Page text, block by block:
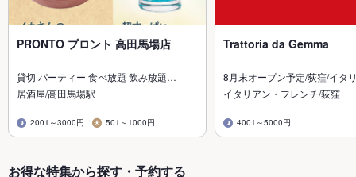
PRONTO プロント 高田馬場店
貸切 パーティー 食べ放題 飲み放題…
居酒屋/高田馬場駅
2001～3000円 501～1000円
Trattoria da Gemma
8月末オープン予定/荻窪/イタ
イタリアン・フレンチ/荻窪
4001～5000円
お得な特集から探す・予約する